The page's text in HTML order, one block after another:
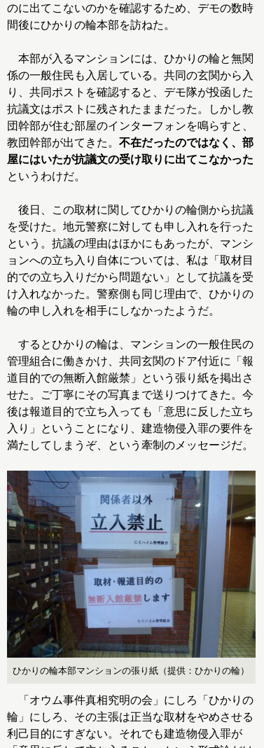
のに出てこないのかを確認するため、デモの数時
間後にひかりの輪本部を訪ねた。
本部が入るマンションには、ひかりの輪と無関
係の一般住民も入居している。共同の玄関から入
り、共同ポストを確認すると、デモ隊が投函した
抗議文はポストに残されたままだった。しかし教
団幹部が住む部屋のインターフォンを鳴らすと、
教団幹部が出てきた。 不在だったのではなく、部
屋にはいたが抗議文の受け取りに出てこなかった
というわけだ。
後日、この取材に関してひかりの輪側から抗議
を受けた。地元警察に対しても申し入れを行った
という。抗議の理由はほかにもあったが、マンシ
ョンへの立ち入り自体については、私は「取材目
的での立ち入りだから問題ない」として抗議を受
け入れなかった。警察側も同じ理由で、ひかりの
輪の申し入れを相手にしなかったようだ。
するとひかりの輪は、マンションの一般住民の
管理組合に働きかけ、共同玄関のドア付近に「報
道目的での無断入館厳禁」という張り紙を掲出さ
せた。ご丁寧にその写真まで送りつけてきた。今
後は報道目的で立ち入っても「意思に反した立ち
入り」ということになり、建造物侵入罪の要件を
満たしてしまうぞ、という牽制のメッセージだ。
ひかりの輪本部マンションの張り紙（提供：ひかりの輪）
「オウム事件真相究明の会」にしろ「ひかりの
輪」にしろ、その主張は正当な取材をやめさせる
利己目的にすぎない。それでも建造物侵入罪が